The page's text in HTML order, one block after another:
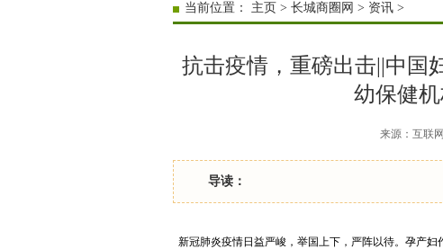
当前位置： 主页 > 长城商圈网 > 资讯 >
抗击疫情，重磅出击||中国
幼保健
来源：互联
导读：
新冠肺炎疫情日益严峻，举国上下，严阵以待。孕产